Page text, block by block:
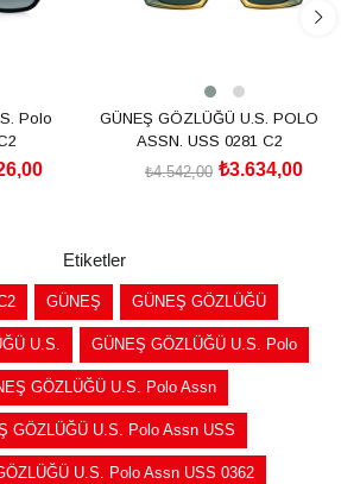
Polo
GÜNEŞ GÖZLÜĞÜ U.S. POLO
ASSN. USS 0281 C2
₺3.634,00
₺4.542,00
Etiketler
GÜNEŞ GÜNEŞ GÖZLÜĞÜ
U.S. GÜNEŞ GÖZLÜĞÜ U.S. Polo
GÖZLÜĞÜ U.S. Polo Assn
GÖZLÜĞÜ U.S. Polo Assn USS
U.S. Polo Assn USS 0362